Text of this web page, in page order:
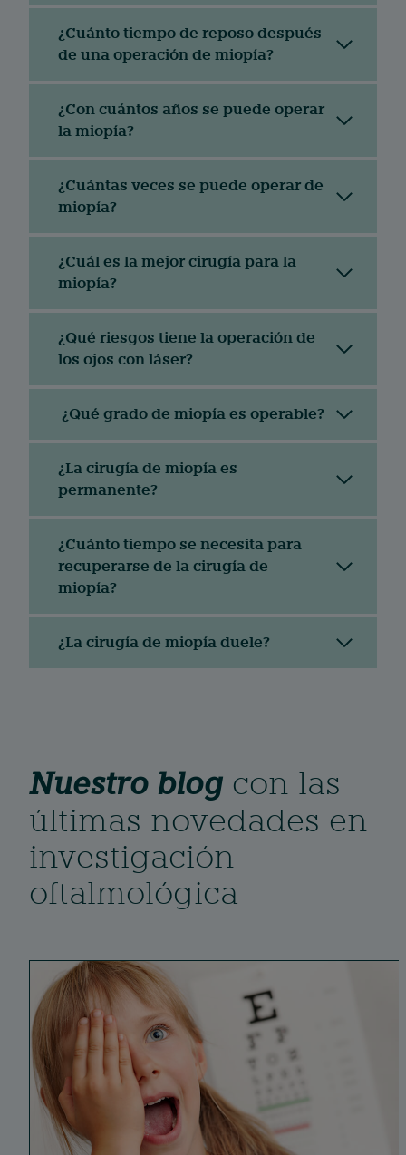
¿Cuánto tiempo de reposo después
de una operación de miopía?
¿Con cuántos años se puede operar
la miopía?
¿Cuántas veces se puede operar de
miopía?
¿Cuál es la mejor cirugía para la
miopía?
¿Qué riesgos tiene la operación de
los ojos con láser?
¿Qué grado de miopía es operable?
¿La cirugía de miopía es
permanente?
¿Cuánto tiempo se necesita para
recuperarse de la cirugía de
miopía?
¿La cirugía de miopía duele?
Nuestro blog con las
últimas novedades en
investigación
oftalmológica